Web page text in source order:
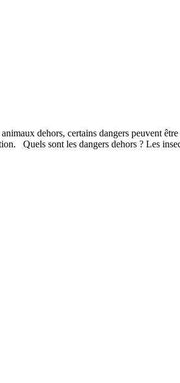
dehors, certains dangers peuvent
Quels sont les dangers dehors ? Les